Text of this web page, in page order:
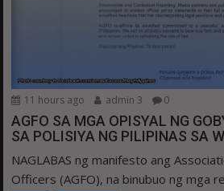
11 hours ago admin 3 0
AGFO SA MGA OPISYAL NG
SA POLISIYA NG PILIPINAS SA
NAGLABAS ng manifesto ang
Officers (AGFO), na binubuo ng mga